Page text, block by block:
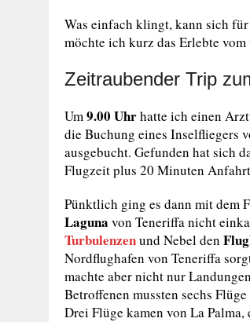
Was einfach klingt, kann sich
möchte ich kurz das Erlebte
Zeitraubender Trip
Um9.00 Uhrhatte ich einen
die Buchung eines Inselfliegers
ausgebucht. Gefunden hat sich
Flugzeit plus 20 Minuten
Pünktlich ging es dann mit dem
Laguna von Teneriffa nicht
Turbulenzenund Nebel den
Nordflughafen von Teneriffa
machte aber nicht nur
Betroffenen mussten sechs
Drei Flüge kamen von La